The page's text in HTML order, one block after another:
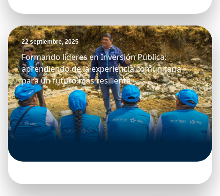
22 septiembre, 2025
Formando líderes en Inversión Pública:
aprendiendo de la experiencia comunitaria
para un futuro más resiliente